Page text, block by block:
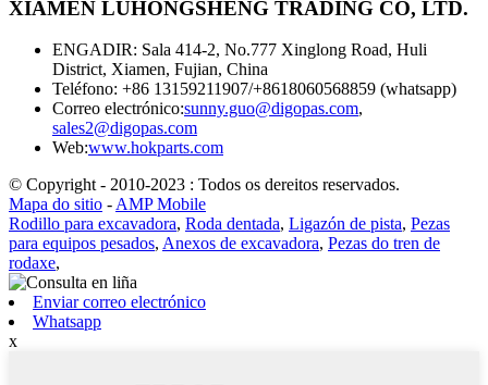
XIAMEN LUHONGSHENG TRADING CO, LTD.
ENGADIR: Sala 414-2, No.777 Xinglong Road, Huli
District, Xiamen, Fujian, China
Teléfono: +86 13159211907/+8618060568859 (whatsapp)
Correo electrónico:sunny.guo@digopas.com,
sales2@digopas.com
Web:www.hokparts.com
© Copyright - 2010-2023 : Todos os dereitos reservados.
Mapa do sitio -AMP Mobile
Rodillo para excavadora, Roda dentada, Ligazón de pista, Pezas
para equipos pesados, Anexos de excavadora, Pezas do tren de
rodaxe,
Enviar correo electrónico
Whatsapp
x